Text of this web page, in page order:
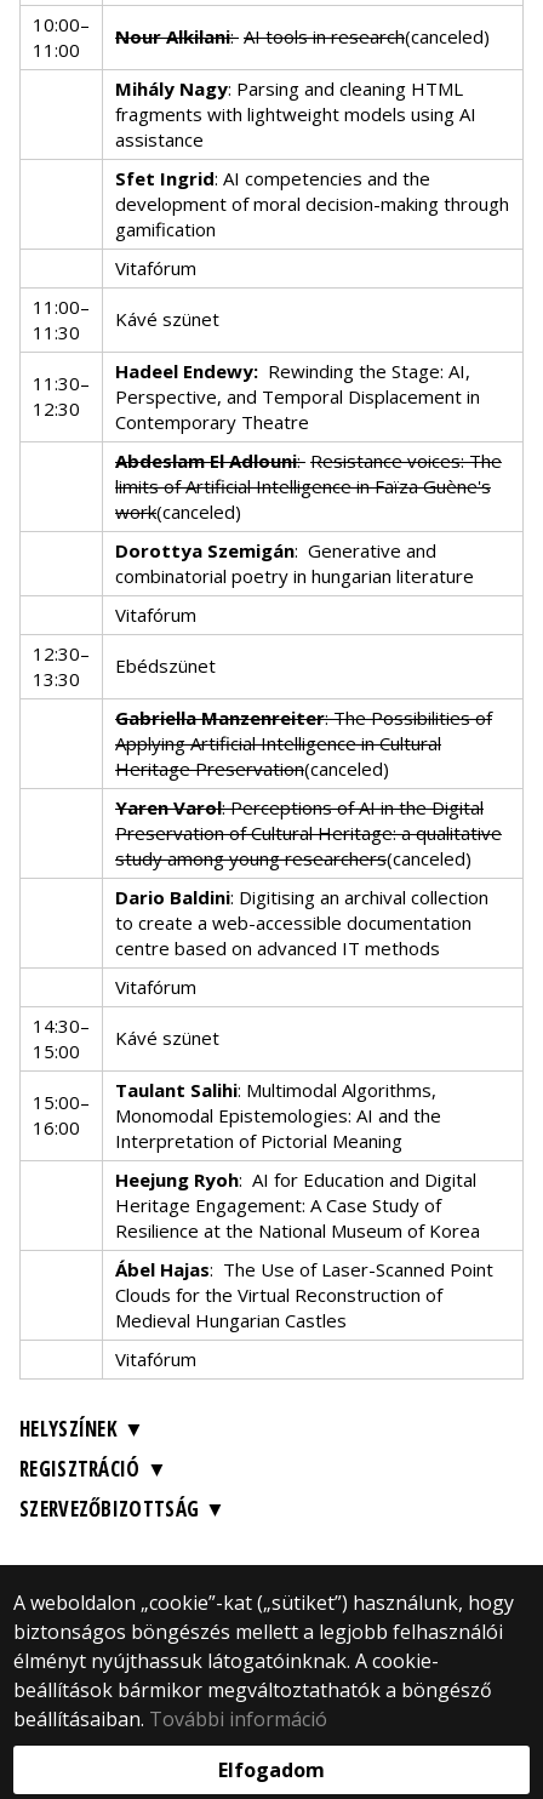
10:00–
11:00
Nour Alkilani: AI tools in research(canceled)
Mihály Nagy: Parsing and cleaning HTML
fragments with lightweight models using AI
assistance
Sfet Ingrid: AI competencies and the
development of moral decision-making through
gamification
Vitafórum
11:00–
11:30
Kávé szünet
11:30–
12:30
Hadeel Endewy: Rewinding the Stage: AI,
Perspective, and Temporal Displacement in
Contemporary Theatre
Abdeslam El Adlouni: Resistance voices: The
limits of Artificial Intelligence in Faïza Guène's
work(canceled)
Dorottya Szemigán: Generative and
combinatorial poetry in hungarian literature
Vitafórum
12:30–
13:30
Ebédszünet
Gabriella Manzenreiter: The Possibilities of
Applying Artificial Intelligence in Cultural
Heritage Preservation(canceled)
Yaren Varol: Perceptions of AI in the Digital
Preservation of Cultural Heritage: a qualitative
study among young researchers(canceled)
Dario Baldini: Digitising an archival collection
to create a web-accessible documentation
centre based on advanced IT methods
Vitafórum
14:30–
15:00
Kávé szünet
15:00–
16:00
Taulant Salihi: Multimodal Algorithms,
Monomodal Epistemologies: AI and the
Interpretation of Pictorial Meaning
Heejung Ryoh: AI for Education and Digital
Heritage Engagement: A Case Study of
Resilience at the National Museum of Korea
Ábel Hajas: The Use of Laser-Scanned Point
Clouds for the Virtual Reconstruction of
Medieval Hungarian Castles
Vitafórum
HELYSZÍNEK
REGISZTRÁCIÓ
SZERVEZŐBIZOTTSÁG
A weboldalon „cookie”-kat („sütiket”) használunk, hogy
biztonságos böngészés mellett a legjobb felhasználói
élményt nyújthassuk látogatóinknak. A cookie-
beállítások bármikor megváltoztathatók a böngésző
beállításaiban. További információ
Elfogadom
© 2024 ELTE BTK Digitális Bölcsészet Tanszék
Minden jog fenntartva.
1088 Budapest Múzeum krt. 6-8. (Főépület)
II. emelet, 201, 205-206, 210-es szoba
Webfejlesztés: